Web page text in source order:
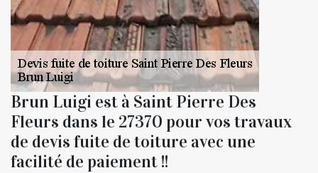
Brun Luigi est à Saint Pierre Des
Fleurs dans le 27370 pour vos travaux
de devis fuite de toiture avec une
facilité de paiement !!